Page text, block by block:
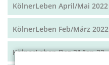
KölnerLeben April/Mai 2022
KölnerLeben Feb/März 2022
KölnerLeben Dez 21/Jan 22